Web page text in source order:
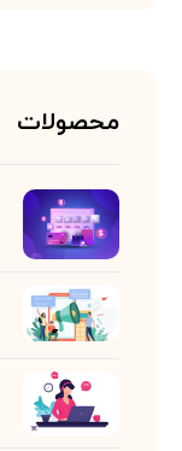
محصولات